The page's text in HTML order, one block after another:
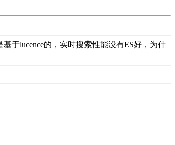
于lucence的，实时搜索性能没有ES好，为什